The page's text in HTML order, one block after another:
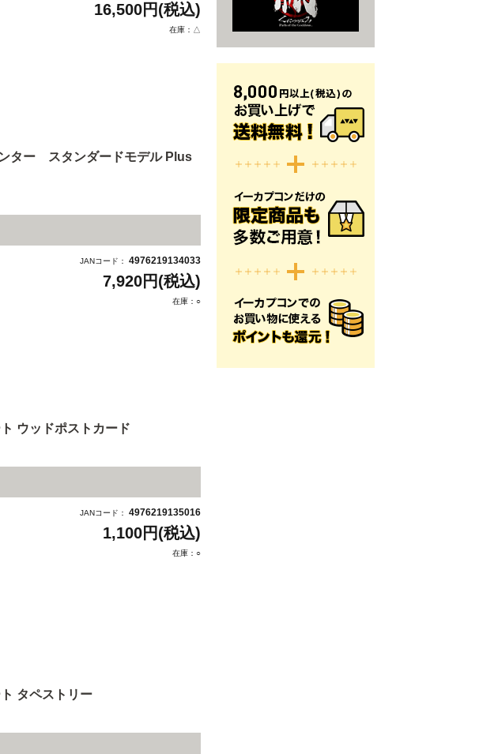
16,500円(税込)
在庫：△
ター スタンダードモデル Plus
JANコード： 4976219134033
7,920円(税込)
在庫：○
ウッドポストカード
JANコード： 4976219135016
1,100円(税込)
在庫：○
タペストリー